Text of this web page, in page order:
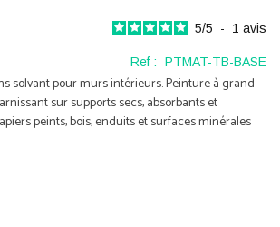
5/5 - 1 avis
Ref : PTMAT-TB-BASE
solvant pour murs intérieurs. Peinture à grand
sur supports secs, absorbants et
peints, bois, enduits et surfaces minérales